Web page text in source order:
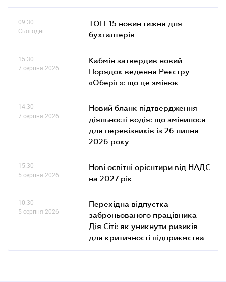
09.30
Сьогодні
ТОП-15 новин тижня для
бухгалтерів
15.30
7 серпня 2026
Кабмін затвердив новий
Порядок ведення Реєстру
«Оберіг»: що це змінює
14.30
7 серпня 2026
Новий бланк підтвердження
діяльності водія: що змінилося
для перевізників із 26 липня
2026 року
15.30
5 серпня 2026
Нові освітні орієнтири від НАДС
на 2027 рік
10.30
5 серпня 2026
Перехідна відпустка
заброньованого працівника
Дія Сіті: як уникнути ризиків
для критичності підприємства